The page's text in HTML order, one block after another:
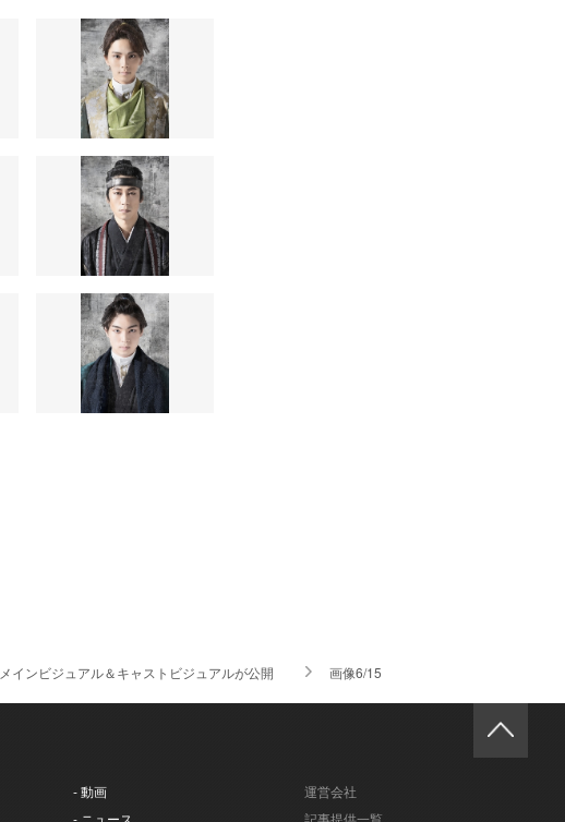
インビジュアル＆キャストビジュアルが公開
画像6/15
- 動画
- ニュース
運営会社
記事提供一覧